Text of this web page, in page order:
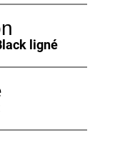
ligné